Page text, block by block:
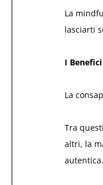
La
lasciarti
I
La
Tra
altri, la
autentica.